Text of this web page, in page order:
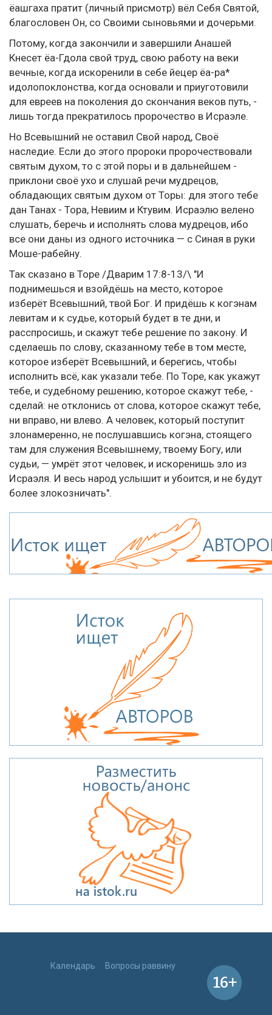
ёашгаха пратит (личный присмотр) вёл Себя Святой,
благословен Он, со Своими сыновьями и дочерьми.
Потому, когда закончили и завершили Анашей
Кнесет ёа-Гдола свой труд, свою работу на веки
вечные, когда искоренили в себе йецер ёа-ра*
идолопоклонства, когда основали и приуготовили
для евреев на поколения до скончания веков путь, -
лишь тогда прекратилось пророчество в Исраэле.
Но Всевышний не оставил Свой народ, Своё
наследие. Если до этого пророки пророчествовали
святым духом, то с этой поры и в дальнейшем -
приклони своё ухо и слушай речи мудрецов,
обладающих святым духом от Торы: для этого тебе
дан Танах - Тора, Невиим и Ктувим. Исраэлю велено
слушать, беречь и исполнять слова мудрецов, ибо
все они даны из одного источника — с Синая в руки
Моше-рабейну.
Так сказано в Торе /Дварим 17:8-13/\ "И
поднимешься и взойдёшь на место, которое
изберёт Всевышний, твой Бог. И придёшь к когэнам
левитам и к судье, который будет в те дни, и
расспросишь, и скажут тебе решение по закону. И
сделаешь по слову, сказанному тебе в том месте,
которое изберёт Всевышний, и берегись, чтобы
исполнить всё, как указали тебе. По Торе, как укажут
тебе, и судебному решению, которое скажут тебе, -
сделай: не отклонись от слова, которое скажут тебе,
ни вправо, ни влево. А человек, который поступит
злонамеренно, не послушавшись когэна, стоящего
там для служения Всевышнему, твоему Богу, или
судьи, — умрёт этот человек, и искоренишь зло из
Исраэля. И весь народ услышит и убоится, и не будут
более злокозничать".
Календарь Вопросы раввину